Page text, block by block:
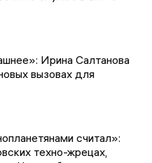
Ирина Салтанова
вызовах для
считал»:
техно-жрецах,